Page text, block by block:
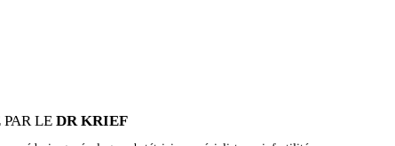
LE DR KRIEF